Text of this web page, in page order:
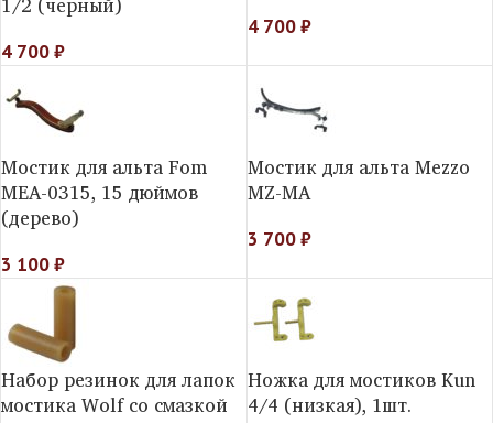
4 700₽
4 700₽
Мостик для альта Fom
MEA-0315, 15 дюймов
(дерево)
3 100₽
Мостик для альта Mezzo
MZ-MA
3 700₽
Набор резинок для лапок
мостика Wolf cо смазкой
Ножка для мостиков Kun
4/4 (низкая), 1шт.